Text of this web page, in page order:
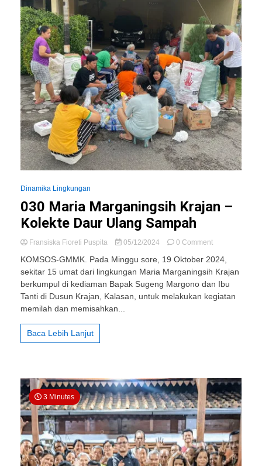
Dinamika Lingkungan
030 Maria Marganingsih Krajan –
Kolekte Daur Ulang Sampah
Fransiska Fioreti Puspita 05/12/2024 0 Commenton
Maria
Marganingsih
Krajan
–
KOMSOS-GMMK. Pada Minggu sore, 19 Oktober 2024,
sekitar 15 umat dari lingkungan Maria Marganingsih Krajan
berkumpul di kediaman Bapak Sugeng Margono dan Ibu
Tanti di Dusun Krajan, Kalasan, untuk melakukan kegiatan
memilah dan memisahkan...
Baca Lebih Lanjut
3 Minutes